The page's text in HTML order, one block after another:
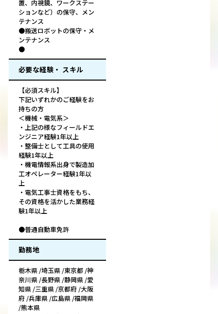
置、内視鏡、ワークステー
ションなど）の保守、メン
テナンス
●搬送ロボットの保守・メ
ンテナンス
●
必要な経験・ スキル
【必須スキル】
下記いずれかのご経験をお
持ちの方
＜機械・電気系＞
・上記の様なフィールドエ
ンジニア経験1年以上
・整備士として工具の使用
経験1年以上
・機電情報系出身で製造加
工オペレーター経験1年以
上
・電気工事士資格をもち、
その資格を活かした業務経
験1年以上
●普通自動車免許
勤務地
栃木県 /埼玉県 /東京都 /神
奈川県 /長野県 /静岡県 /愛
知県 /三重県 /京都府 /大阪
府 /兵庫県 /広島県 /福岡県
/熊本県